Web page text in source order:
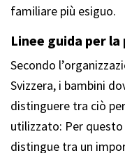
familiare più esiguo.
Linee guida per
Secondo
Svizzera, i bambini
distinguere tra ciò
utilizzato: Per
distingue tra un